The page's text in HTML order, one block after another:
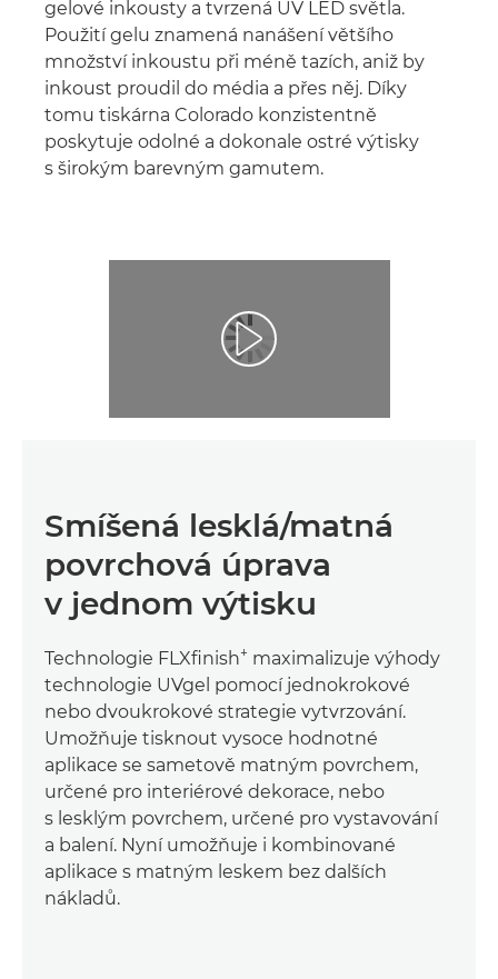
gelové inkousty a tvrzená UV LED světla.
Použití gelu znamená nanášení většího
množství inkoustu při méně tazích, aniž by
inkoust proudil do média a přes něj. Díky
tomu tiskárna Colorado konzistentně
poskytuje odolné a dokonale ostré výtisky
s širokým barevným gamutem.
Smíšená lesklá/matná
povrchová úprava
v jednom výtisku
Technologie FLXﬁnish+ maximalizuje výhody
technologie UVgel pomocí jednokrokové
nebo dvoukrokové strategie vytvrzování.
Umožňuje tisknout vysoce hodnotné
aplikace se sametově matným povrchem,
určené pro interiérové dekorace, nebo
s lesklým povrchem, určené pro vystavování
a balení. Nyní umožňuje i kombinované
aplikace s matným leskem bez dalších
nákladů.